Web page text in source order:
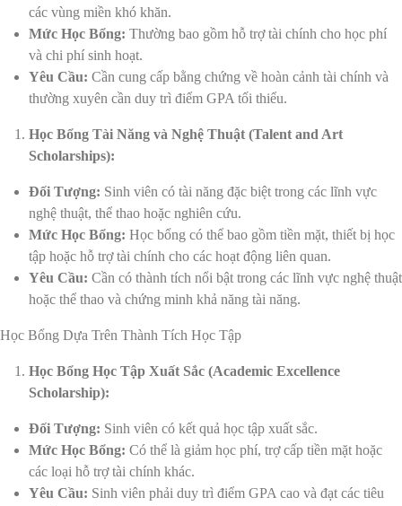
các vùng miền khó khăn.
Mức Học Bổng: Thường bao gồm hỗ trợ tài chính cho học phí
và chi phí sinh hoạt.
Yêu Cầu: Cần cung cấp bằng chứng về hoàn cảnh tài chính và
thường xuyên cần duy trì điểm GPA tối thiểu.
Học Bổng Tài Năng và Nghệ Thuật (Talent and Art
Scholarships):
Đối Tượng: Sinh viên có tài năng đặc biệt trong các lĩnh vực
nghệ thuật, thể thao hoặc nghiên cứu.
Mức Học Bổng: Học bổng có thể bao gồm tiền mặt, thiết bị học
tập hoặc hỗ trợ tài chính cho các hoạt động liên quan.
Yêu Cầu: Cần có thành tích nổi bật trong các lĩnh vực nghệ thuật
hoặc thể thao và chứng minh khả năng tài năng.
Học Bổng Dựa Trên Thành Tích Học Tập
Học Bổng Học Tập Xuất Sắc (Academic Excellence
Scholarship):
Đối Tượng: Sinh viên có kết quả học tập xuất sắc.
Mức Học Bổng: Có thể là giảm học phí, trợ cấp tiền mặt hoặc
các loại hỗ trợ tài chính khác.
Yêu Cầu: Sinh viên phải duy trì điểm GPA cao và đạt các tiêu